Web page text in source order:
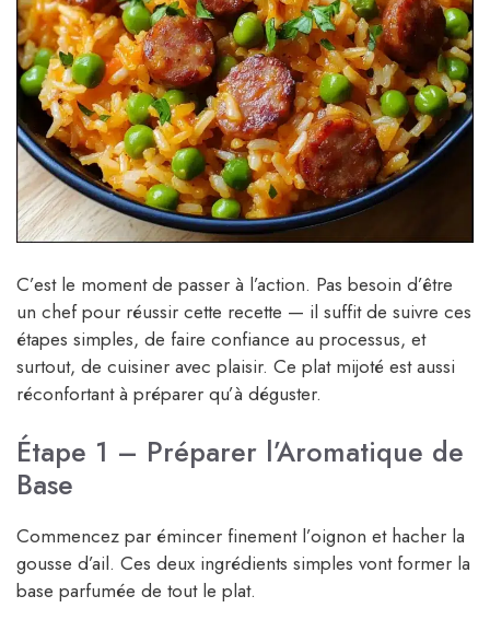
C’est le moment de passer à l’action. Pas besoin d’être
un chef pour réussir cette recette — il suffit de suivre ces
étapes simples, de faire confiance au processus, et
surtout, de cuisiner avec plaisir. Ce plat mijoté est aussi
réconfortant à préparer qu’à déguster.
Étape 1 – Préparer l’Aromatique de
Base
Commencez par émincer finement l’oignon et hacher la
gousse d’ail. Ces deux ingrédients simples vont former la
base parfumée de tout le plat.